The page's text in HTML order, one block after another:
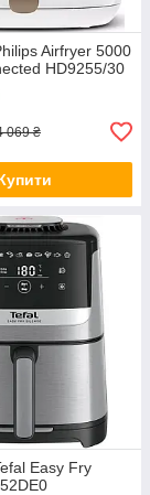
Airfryer 5000
HD9255/30
069 ₴
Easy Fry